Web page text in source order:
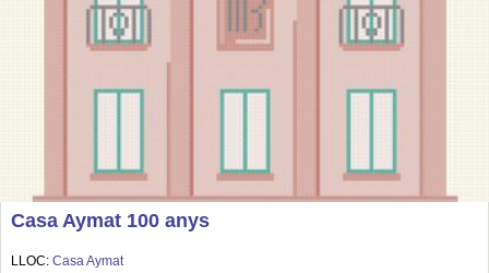
Casa Aymat 100 anys
LLOC: Casa Aymat